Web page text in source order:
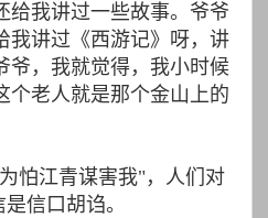
给我讲过一些故事。爷爷
我讲过《西游记》呀，讲
爷，我就觉得，我小时候
个老人就是那个金山上的
怕江青谋害我"，人们对
信口胡诌。